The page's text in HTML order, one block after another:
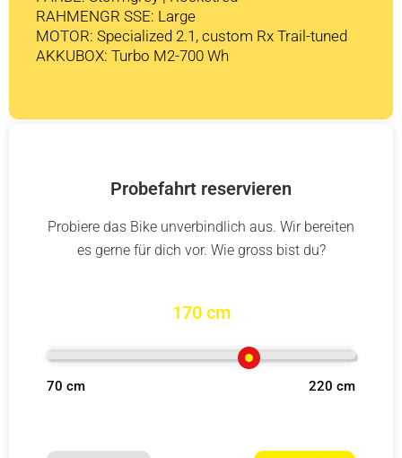
RAHMENGR SSE: Large
MOTOR: Specialized 2.1, custom Rx Trail-tuned
AKKUBOX: Turbo M2-700 Wh
Probefahrt reservieren
Probiere das Bike unverbindlich aus. Wir bereiten
es gerne für dich vor. Wie gross bist du?
170 cm
70 cm 220 cm